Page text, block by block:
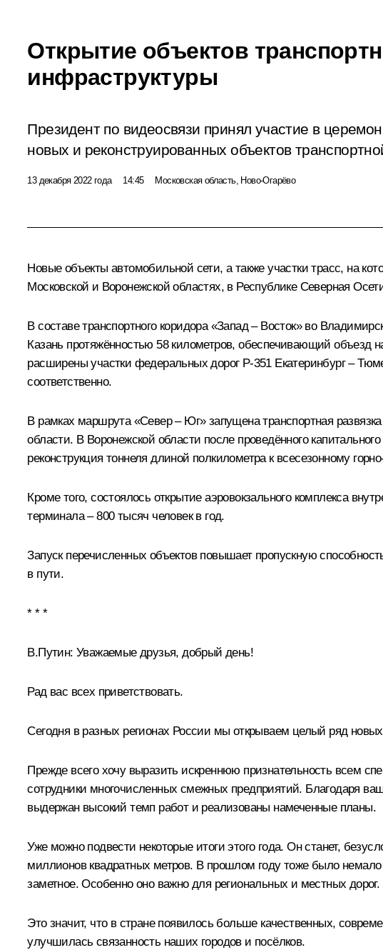
Открытие объектов
инфраструктуры
Президент по видеосвязи принял участие в
новых и реконструированных объектов
13 декабря 2022 года 14:45 Московская область, Ново-Огарёво
Новые объекты автомобильной сети, а также участки трасс, на
Московской и Воронежской областях, в Республике Северная
В составе транспортного коридора «Запад – Восток» во
Казань протяжённостью 58 километров, обеспечивающий объезд
расширены участки федеральных дорог Р-351 Екатеринбург –
соответственно.
В рамках маршрута «Север – Юг» запущена транспортная
области. В Воронежской области после проведённого
реконструкция тоннеля длиной полкилометра к всесезонному
Кроме того, состоялось открытие аэровокзального комплекса
терминала – 800 тысяч человек в год.
Запуск перечисленных объектов повышает пропускную
в пути.
* * *
В.Путин: Уважаемые друзья, добрый день!
Рад вас всех приветствовать.
Сегодня в разных регионах России мы открываем целый ряд
Прежде всего хочу выразить искреннюю признательность всем
сотрудники многочисленных смежных предприятий. Благодаря
выдержан высокий темп работ и реализованы намеченные планы.
Уже можно подвести некоторые итоги этого года. Он станет,
миллионов квадратных метров. В прошлом году тоже было
заметное. Особенно оно важно для региональных и местных дорог.
Это значит, что в стране появилось больше качественных,
улучшилась связанность наших городов и посёлков.